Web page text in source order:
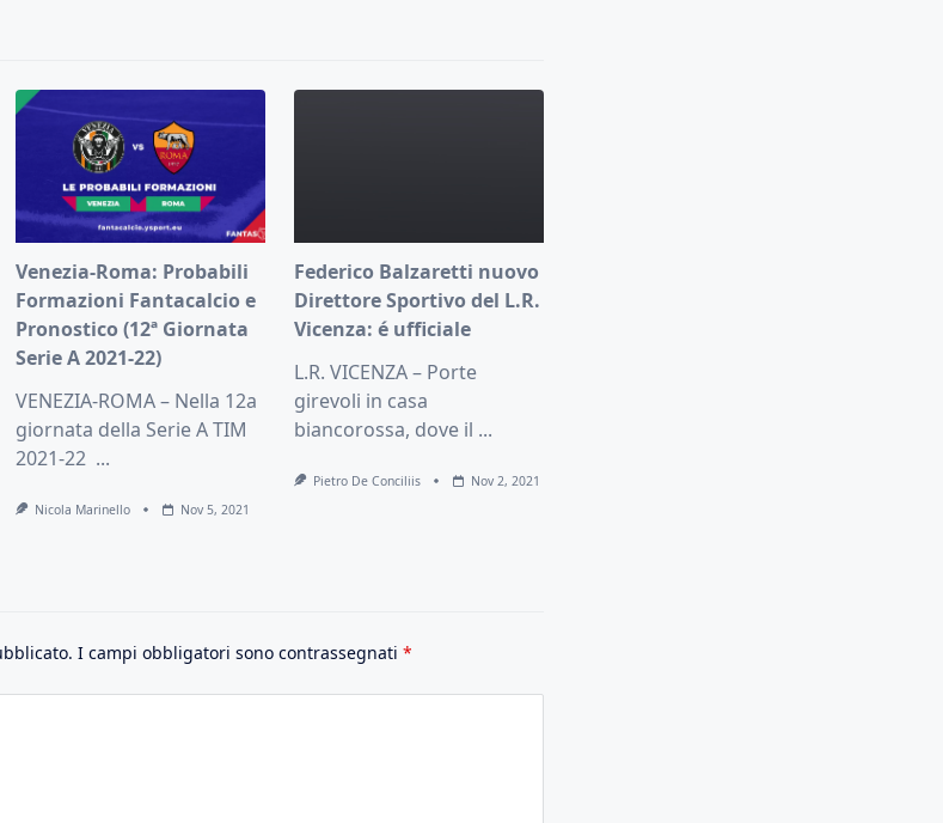
Venezia-Roma: Probabili
Formazioni Fantacalcio e
Pronostico (12ª Giornata
Serie A 2021-22)
VENEZIA-ROMA – Nella 12a
giornata della Serie A TIM
2021-22 ...
Nicola Marinello Nov 5, 2021
Federico Balzaretti nuovo
Direttore Sportivo del L.R.
Vicenza: é ufficiale
L.R. VICENZA – Porte
girevoli in casa
biancorossa, dove il ...
Pietro De Conciliis Nov 2, 2021
I campi obbligatori sono contrassegnati *